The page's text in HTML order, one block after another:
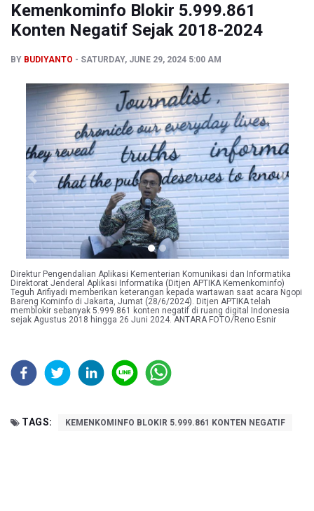
Harga Telur dan Daging Ayam Masih Tertekan,
Kemenkominfo Blokir 5.999.861
Konten Negatif Sejak 2018-2024
BY BUDIYANTO SATURDAY, JUNE 29, 2024 5:00 AM
Previous Next
Direktur Pengendalian Aplikasi Kementerian Komunikasi dan Informatika
Direktorat Jenderal Aplikasi Informatika (Ditjen APTIKA Kemenkominfo)
Teguh Arifiyadi memberikan keterangan kepada wartawan saat acara Ngopi
Bareng Kominfo di Jakarta, Jumat (28/6/2024). Ditjen APTIKA telah
memblokir sebanyak 5.999.861 konten negatif di ruang digital Indonesia
sejak Agustus 2018 hingga 26 Juni 2024. ANTARA FOTO/Reno Esnir
TAGS: KEMENKOMINFO BLOKIR 5.999.861 KONTEN NEGATIF